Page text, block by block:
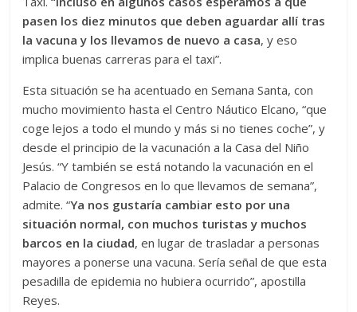
pasen los diez minutos que deben aguardar allí tras
la vacuna y los llevamos de nuevo a casa, y eso
implica buenas carreras para el taxi”.
Esta situación se ha acentuado en Semana Santa, con
mucho movimiento hasta el Centro Náutico Elcano, “que
coge lejos a todo el mundo y más si no tienes coche”, y
desde el principio de la vacunación a la Casa del Niño
Jesús. “Y también se está notando la vacunación en el
Palacio de Congresos en lo que llevamos de semana”,
admite. “Ya nos gustaría cambiar esto por una
situación normal, con muchos turistas y muchos
barcos en la ciudad, en lugar de trasladar a personas
mayores a ponerse una vacuna. Sería señal de que esta
pesadilla de epidemia no hubiera ocurrido”, apostilla
Reyes.